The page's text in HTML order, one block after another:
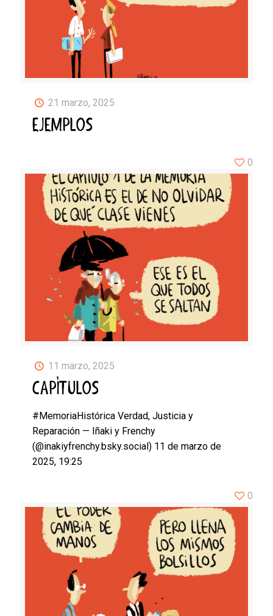
21 marzo, 2025
EJEMPLOS
11 marzo, 2025
CAPÍTULOS
#MemoriaHistórica Verdad, Justicia y
Reparación — Iñaki y Frenchy
(@inakiyfrenchy.bsky.social) 11 de marzo de
2025, 19:25
0
0